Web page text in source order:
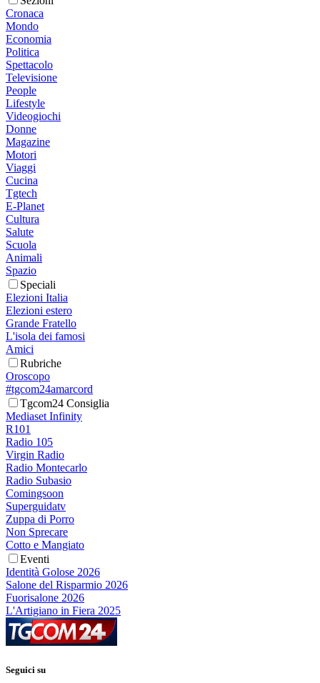
Cronaca
Mondo
Economia
Politica
Spettacolo
Televisione
People
Lifestyle
Videogiochi
Donne
Magazine
Motori
Viaggi
Cucina
Tgtech
E-Planet
Cultura
Salute
Scuola
Animali
Spazio
Speciali
Elezioni Italia
Elezioni estero
Grande Fratello
L'isola dei famosi
Amici
Rubriche
Oroscopo
#tgcom24amarcord
Tgcom24 Consiglia
Mediaset Infinity
R101
Radio 105
Virgin Radio
Radio Montecarlo
Radio Subasio
Comingsoon
Superguidatv
Zuppa di Porro
Non Sprecare
Cotto e Mangiato
Eventi
Identità Golose 2026
Salone del Risparmio 2026
Fuorisalone 2026
L'Artigiano in Fiera 2025
Seguici su